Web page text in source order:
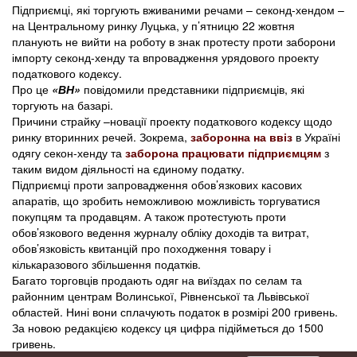
Підприємці, які торгують вживаними речами – секонд-хендом –
на Центральному ринку Луцька, у п’ятницю 22 жовтня
планують не вийти на роботу в знак протесту проти заборони
імпорту секонд-хенду та впровадження урядового проекту
податкового кодексу.
Про це «ВН» повідомили представники підприємців, які
торгують на базарі.
Причини страйку –новації проекту податкового кодексу щодо
ринку вторинних речей. Зокрема, заборонна на ввіз в Україні
одягу секон-хенду та заборона працювати підприємцям з
таким видом діяльності на єдиному податку.
Підприємці проти запровадження обов’язкових касових
апаратів, що зробить неможливою можливість торгуватися
покупцям та продавцям. А також протестують проти
обов’язкового ведення журналу обліку доходів та витрат,
обов’язковість квитанцій про походження товару і
кількаразового збільшення податків.
Багато торговців продають одяг на виїздах по селам та
районним центрам Волинської, Рівненської та Львівської
областей. Нині вони сплачують податок в розмірі 200 гривень.
За новою редакцією кодексу ця цифра підійметься до 1500
гривень.